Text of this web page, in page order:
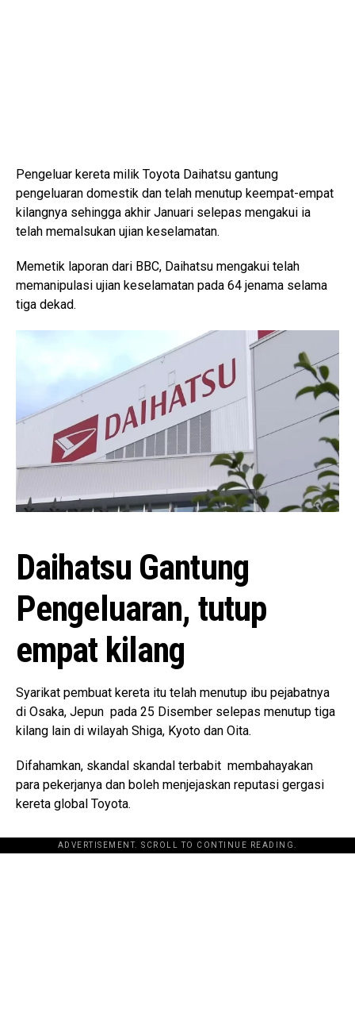
Pengeluar kereta milik Toyota Daihatsu gantung
pengeluaran domestik dan telah menutup keempat-empat
kilangnya sehingga akhir Januari selepas mengakui ia
telah memalsukan ujian keselamatan.
Memetik laporan dari BBC, Daihatsu mengakui telah
memanipulasi ujian keselamatan pada 64 jenama selama
tiga dekad.
Daihatsu Gantung
Pengeluaran, tutup
empat kilang
Syarikat pembuat kereta itu telah menutup ibu pejabatnya
di Osaka, Jepun pada 25 Disember selepas menutup tiga
kilang lain di wilayah Shiga, Kyoto dan Oita.
Difahamkan, skandal skandal terbabit membahayakan
para pekerjanya dan boleh menjejaskan reputasi gergasi
kereta global Toyota.
ADVERTISEMENT. SCROLL TO CONTINUE READING.